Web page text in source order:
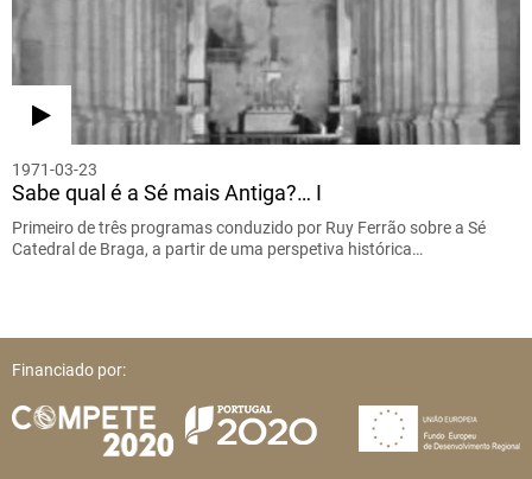
1971-03-23
Sabe qual é a Sé mais Antiga?… I
Primeiro de três programas conduzido por Ruy Ferrão sobre a Sé
Catedral de Braga, a partir de uma perspetiva histórica…
Financiado por: